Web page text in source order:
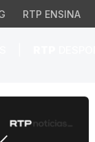
RTP ENSINA